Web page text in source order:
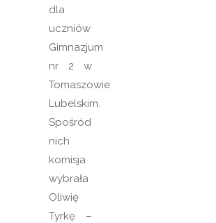
dla
uczniów
Gimnazjum
nr 2 w
Tomaszowie
Lubelskim.
Spośród
nich
komisja
wybrała
Oliwię
Tyrkę –